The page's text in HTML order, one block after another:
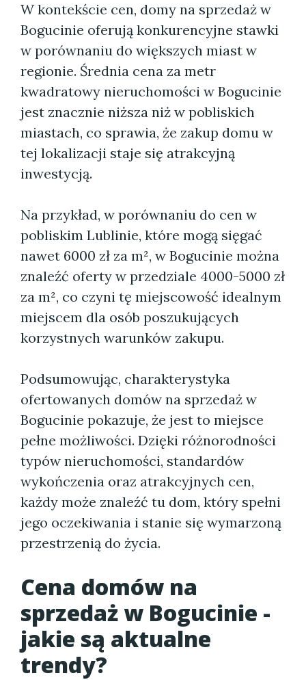
W kontekście cen, domy na sprzedaż w
Bogucinie oferują konkurencyjne stawki
w porównaniu do większych miast w
regionie. Średnia cena za metr
kwadratowy nieruchomości w Bogucinie
jest znacznie niższa niż w pobliskich
miastach, co sprawia, że zakup domu w
tej lokalizacji staje się atrakcyjną
inwestycją.
Na przykład, w porównaniu do cen w
pobliskim Lublinie, które mogą sięgać
nawet 6000 zł za m², w Bogucinie można
znaleźć oferty w przedziale 4000-5000 zł
za m², co czyni tę miejscowość idealnym
miejscem dla osób poszukujących
korzystnych warunków zakupu.
Podsumowując, charakterystyka
ofertowanych domów na sprzedaż w
Bogucinie pokazuje, że jest to miejsce
pełne możliwości. Dzięki różnorodności
typów nieruchomości, standardów
wykończenia oraz atrakcyjnych cen,
każdy może znaleźć tu dom, który spełni
jego oczekiwania i stanie się wymarzoną
przestrzenią do życia.
Cena domów na
sprzedaż w Bogucinie -
jakie są aktualne
trendy?